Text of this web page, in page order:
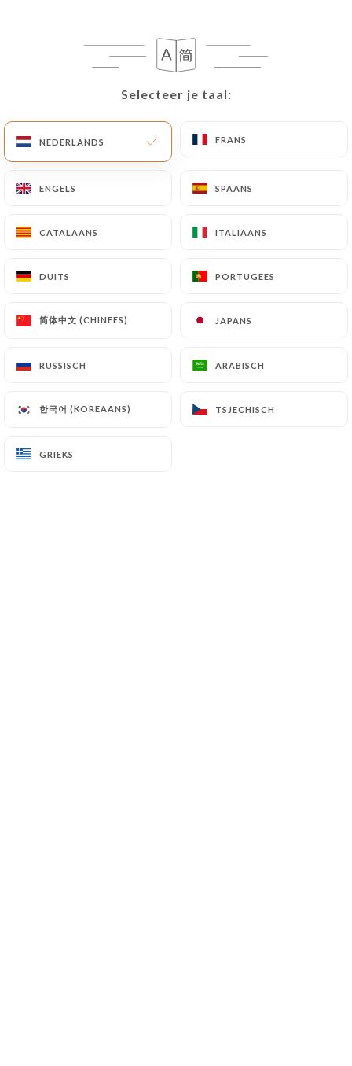
Selecteer je taal:
NEDERLANDS FRANS
ENGELS SPAANS
CATALAANS ITALIAANS
DUITS PORTUGEES
简体中文 (CHINEES) JAPANS
RUSSISCH ARABISCH
한국어 (KOREAANS) TSJECHISCH
GRIEKS
Selecteer je taal:
NEDERLANDS FRANS
ENGELS SPAANS
CATALAANS ITALIAANS
DUITS PORTUGEES
简体中文 (CHINEES) JAPANS
RUSSISCH ARABISCH
한국어 (KOREAANS) TSJECHISCH
GRIEKS